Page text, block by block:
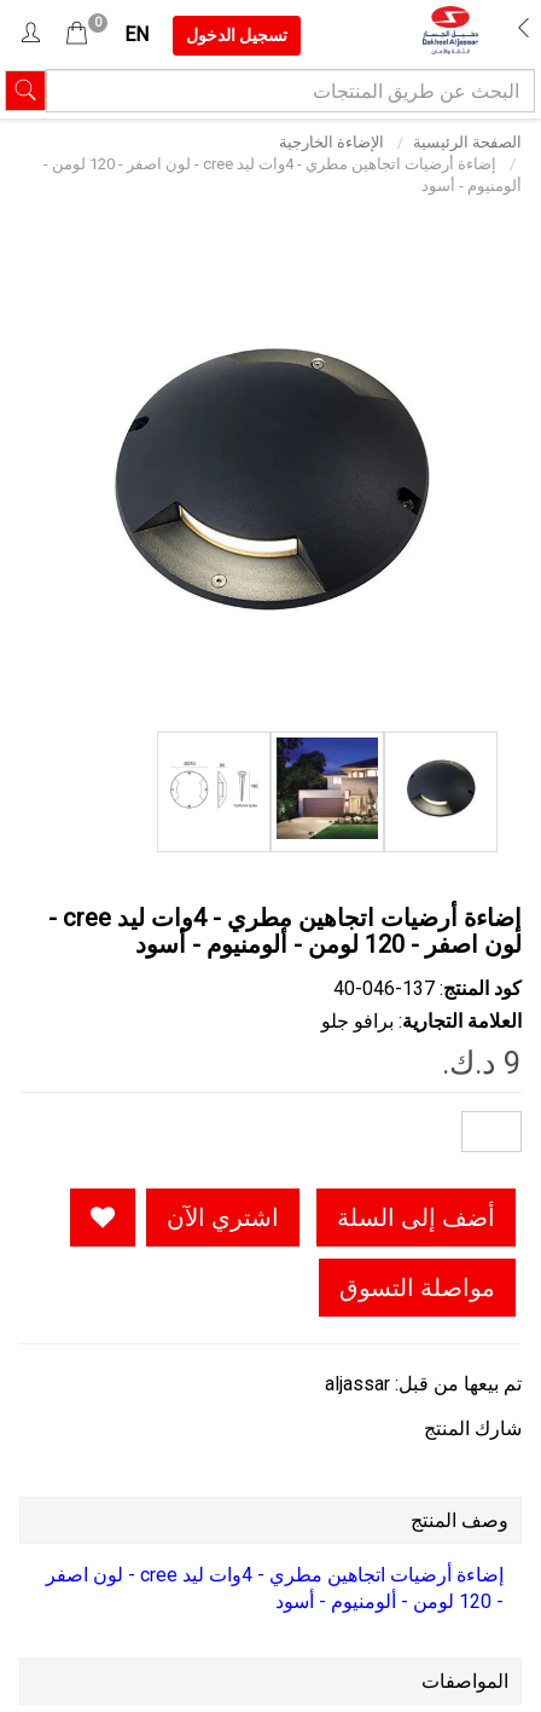
تسجيل الدخول EN
0
الصفحة الرئيسية
الإضاءة الخارجية
إضاءة أرضيات اتجاهين مطري - 4وات ليد cree - لون اصفر - 120 لومن -
ألومنيوم - أسود
إضاءة أرضيات اتجاهين مطري - 4وات ليد cree -
لون اصفر - 120 لومن - ألومنيوم - أسود
كود المنتج: ‎40-046-137
العلامة التجارية: برافو جلو
أضف إلى السلة اشتري الآن
مواصلة التسوق
تم بيعها من قبل: aljassar
شارك المنتج
وصف المنتج
إضاءة أرضيات اتجاهين مطري - 4وات ليد cree - لون اصفر
- 120 لومن - ألومنيوم - أسود
المواصفات